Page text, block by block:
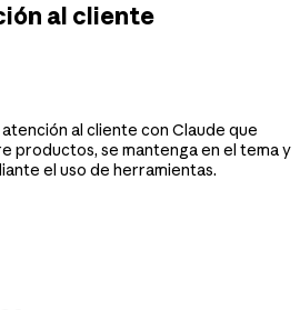
al cliente
al cliente con Claude que
productos, se mantenga en el tema y
el uso de herramientas.